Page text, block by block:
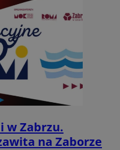
w Zabrzu.
na Zaborze